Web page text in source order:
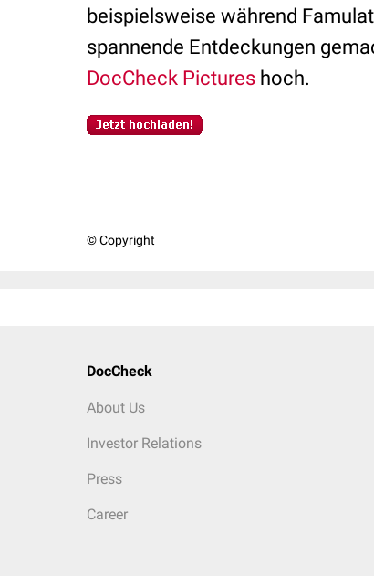
beispielsweise während
spannende Entdeckungen
DocCheck Pictures hoch.
© Copyright
DocCheck
About Us
Investor Relations
Press
Career